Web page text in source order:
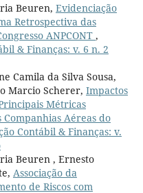
Beuren, Evidenciação
Retrospectiva das
ANPCONT ,
& Finanças: v. 6 n. 2
Camila da Silva Sousa,
Marcio Scherer, Impactos
Métricas
Aéreas do
Contábil & Finanças: v.
Beuren , Ernesto
Associação da
de Riscos com